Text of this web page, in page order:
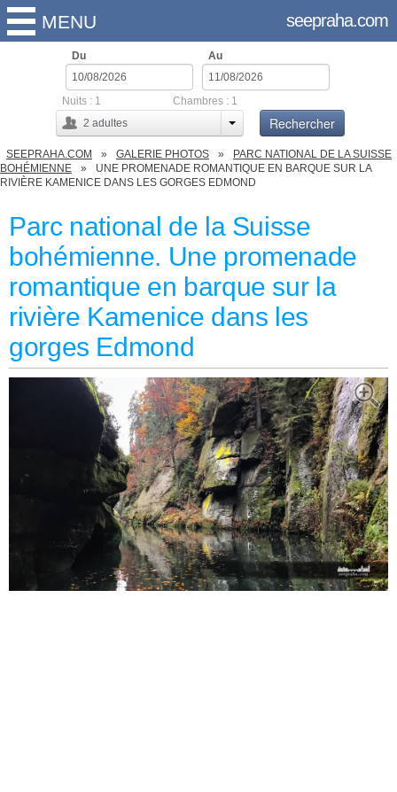
MENU seepraha.com
Du Au
2 adultes
Nuits : 1 Chambres : 1
Rechercher
SEEPRAHA.COM GALERIE PHOTOS
PARC NATIONAL DE LA SUISSE
BOHÉMIENNE
UNE PROMENADE ROMANTIQUE EN BARQUE SUR LA
RIVIÈRE KAMENICE DANS LES GORGES EDMOND
Parc national de la Suisse
bohémienne. Une promenade
romantique en barque sur la
rivière Kamenice dans les
gorges Edmond